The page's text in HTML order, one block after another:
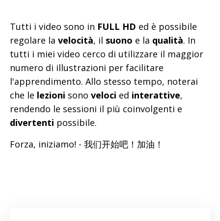
Tutti i video sono in FULL HD ed è possibile
regolare la velocità, il suono e la qualità. In
tutti i miei video cerco di utilizzare il maggior
numero di illustrazioni per facilitare
l'apprendimento. Allo stesso tempo, noterai
che le lezioni sono veloci ed interattive,
rendendo le sessioni il più coinvolgenti e
divertenti possibile.
Forza, iniziamo! - 我们开始吧！加油！